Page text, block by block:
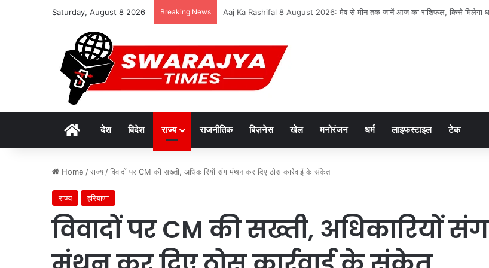
Saturday, August 8 2026 Breaking News दुर्लभ पैंगोलिन तस्करी मामले में आरोपी की जमानत याचिका खारिज
Homeदेश विदेश राज्य राजनीतिक बिज़नेस खेल मनोरंजन धर्म लाइफस्टाइल टेक
Home /राज्य /विवादों पर CM की सख्ती, अधिकारियों संग मंथन कर दिए ठोस कार्रवाई के संकेत
राज्य हरियाणा
विवादों पर CM की सख्ती, अधिकारियों संग